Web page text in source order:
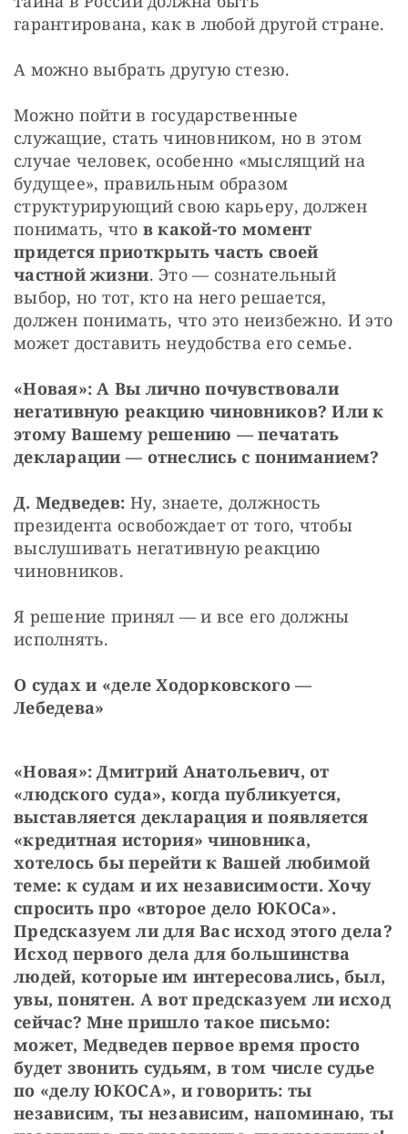
гарантирована, как в любой другой стране.
А можно выбрать другую стезю.
Можно пойти в государственные
служащие, стать чиновником, но в этом
случае человек, особенно «мыслящий на
будущее», правильным образом
структурирующий свою карьеру, должен
понимать, что в какой-то момент
придется приоткрыть часть своей
частной жизни. Это — сознательный
выбор, но тот, кто на него решается,
должен понимать, что это неизбежно. И это
может доставить неудобства его семье.
«Новая»: А Вы лично почувствовали
негативную реакцию чиновников? Или к
этому Вашему решению — печатать
декларации — отнеслись с пониманием?
Д. Медведев: Ну, знаете, должность
президента освобождает от того, чтобы
выслушивать негативную реакцию
чиновников.
Я решение принял — и все его должны
исполнять.
О судах и «деле Ходорковского —
Лебедева»
«Новая»: Дмитрий Анатольевич, от
«людского суда», когда публикуется,
выставляется декларация и появляется
«кредитная история» чиновника,
хотелось бы перейти к Вашей любимой
теме: к судам и их независимости. Хочу
спросить про «второе дело ЮКОСа».
Предсказуем ли для Вас исход этого дела?
Исход первого дела для большинства
людей, которые им интересовались, был,
увы, понятен. А вот предсказуем ли исход
сейчас? Мне пришло такое письмо:
может, Медведев первое время просто
будет звонить судьям, в том числе судье
по «делу ЮКОСА», и говорить: ты
независим, ты независим, напоминаю, ты